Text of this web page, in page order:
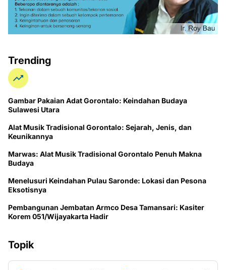
Trending
Gambar Pakaian Adat Gorontalo: Keindahan Budaya
Sulawesi Utara
Alat Musik Tradisional Gorontalo: Sejarah, Jenis, dan
Keunikannya
Marwas: Alat Musik Tradisional Gorontalo Penuh Makna
Budaya
Menelusuri Keindahan Pulau Saronde: Lokasi dan Pesona
Eksotisnya
Pembangunan Jembatan Armco Desa Tamansari: Kasiter
Korem 051/Wijayakarta Hadir
Topik